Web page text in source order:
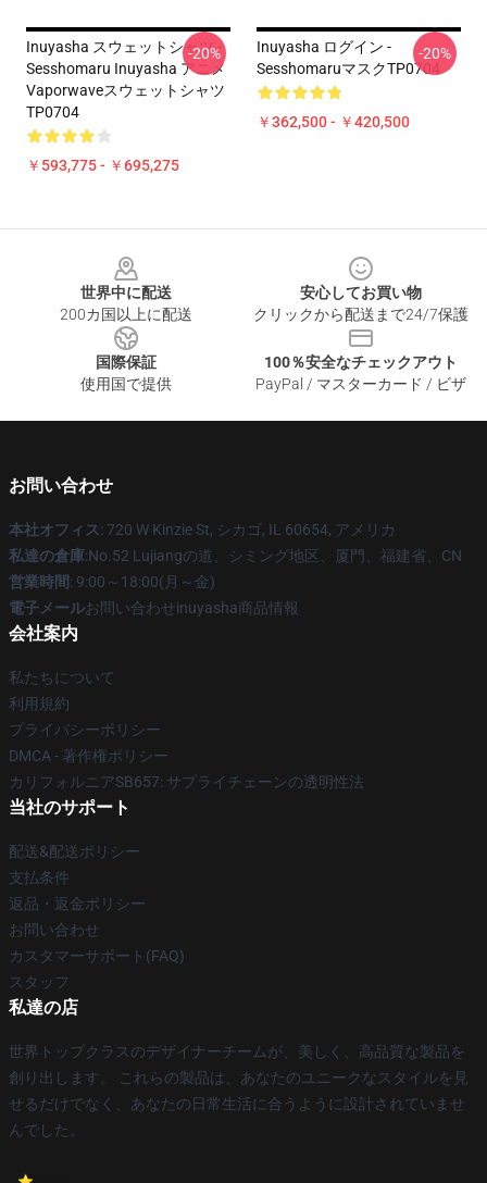
Inuyasha スウェットシャツ -
Sesshomaru Inuyasha アニメ
Vaporwaveスウェットシャツ
TP0704
￥593,775 - ￥695,275
-20%
Inuyasha ログイン -
SesshomaruマスクTP0704
￥362,500 - ￥420,500
-20%
世界中に配送
200カ国以上に配送
安心してお買い物
クリックから配送まで24/7保護
国際保証
使用国で提供
100％安全なチェックアウト
PayPal / マスターカード / ビザ
お問い合わせ
本社オフィス: 720 W Kinzie St, シカゴ, IL 60654, アメリカ
私達の倉庫:No.52 Lujiangの道、シミング地区、厦門、福建省、CN
営業時間: 9:00～18:00(月～金)
電子メールお問い合わせinuyasha商品情報
会社案内
私たちについて
利用規約
プライバシーポリシー
DMCA - 著作権ポリシー
カリフォルニアSB657: サプライチェーンの透明性法
当社のサポート
配送&配送ポリシー
支払条件
返品・返金ポリシー
お問い合わせ
カスタマーサポート(FAQ)
スタッフ
私達の店
世界トップクラスのデザイナーチームが、美しく、高品質な製品を
創り出します。 これらの製品は、あなたのユニークなスタイルを見
せるだけでなく、あなたの日常生活に合うように設計されていませ
んでした。